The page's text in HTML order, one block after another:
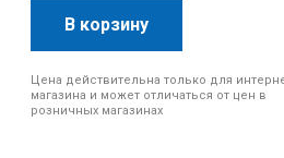
В корзину
Цена действительна только для
магазина и может отличаться от цен в
розничных магазинах